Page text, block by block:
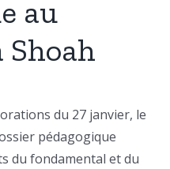
au
du 27 janvier, le
pédagogique
du fondamental et du